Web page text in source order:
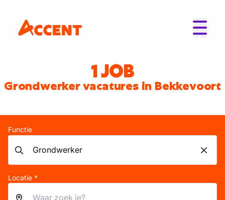
1 JOB
Grondwerker vacatures in Bekkevoort
Functie
Locatie *